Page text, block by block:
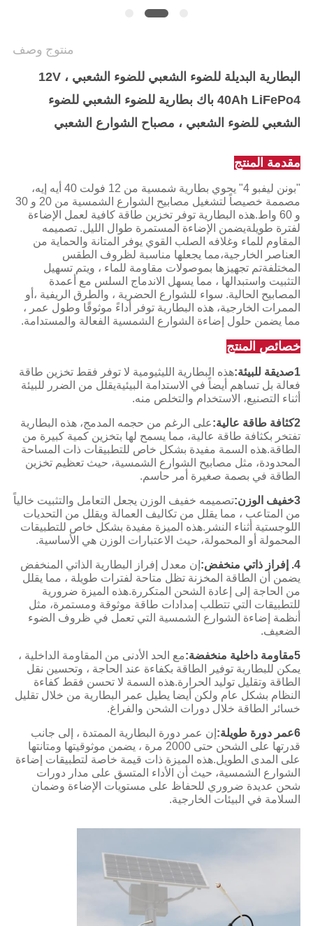
منتوج وصف
البطارية البديلة للضوء الشعبي للضوء الشعبي ، 12V
40Ah LiFePo4 باك بطارية للضوء الشعبي للضوء
الشعبي للضوء الشعبي ، مصباح الشوارع الشعبي
مقدمة المنتج
"بونن ليفبو 4" يحوي بطارية شمسية من 12 فولت 40 أيه إيه،
مصممة خصيصاً لتشغيل مصابيح الشوارع الشمسية من 20 و 30
و 60 واط.هذه البطارية توفر تخزين طاقة كافية لعمل الإضاءة
لفترة طويلةيضمن الإضاءة المستمرة طوال الليل. تصميمه
المقاوم للماء وغلافه الصلب القوي يوفر المتانة والحماية من
العناصر الخارجية،مما يجعلها مناسبة لظروف الطقس
المختلفةتم تجهيزها بموصولات مقاومة للماء ، ويتم تسهيل
التثبيت واستبدالها ، مما يسهل الاندماج السلس مع أعمدة
المصابيح الحالية. سواء للشوارع الحضرية ، والطرق الريفية ،أو
الممرات الخارجية، هذه البطارية توفر أداءً موثوقًا وطول عمر ،
مما يضمن حلول إضاءة الشوارع الشمسية الفعالة والمستدامة.
خصائص المنتج
1صديقة للبيئة:
هذه البطارية الليثيومية لا توفر فقط تخزين طاقة
فعالة بل تساهم أيضاً في الاستدامة البيئيةيقلل من الضرر للبيئة
أثناء التصنيع، الاستخدام والتخلص منه.
2كثافة طاقة عالية:
على الرغم من حجمه المدمج، هذه البطارية
تفتخر بكثافة طاقة عالية، مما يسمح لها بتخزين كمية كبيرة من
الطاقة.هذه السمة مفيدة بشكل خاص للتطبيقات ذات المساحة
المحدودة، مثل مصابيح الشوارع الشمسية، حيث تعظيم تخزين
الطاقة في بصمة صغيرة أمر حاسم.
3خفيف الوزن:
تصميمه خفيف الوزن يجعل التعامل والتثبيت خالياً
من المتاعب ، مما يقلل من تكاليف العمالة ويقلل من التحديات
اللوجستية أثناء النشر.هذه الميزة مفيدة بشكل خاص للتطبيقات
المحمولة أو المحمولة، حيث الاعتبارات الوزن هي الأساسية.
4. إفراز ذاتي منخفض:
إن معدل إفراز البطارية الذاتي المنخفض
يضمن أن الطاقة المخزنة تظل متاحة لفترات طويلة ، مما يقلل
من الحاجة إلى إعادة الشحن المتكررة.هذه الميزة ضرورية
للتطبيقات التي تتطلب إمدادات طاقة موثوقة ومستمرة، مثل
أنظمة إضاءة الشوارع الشمسية التي تعمل في ظروف الضوء
الضعيف.
5مقاومة داخلية منخفضة:
مع الحد الأدنى من المقاومة الداخلية ،
يمكن للبطارية توفير الطاقة بكفاءة عند الحاجة ، وتحسين نقل
الطاقة وتقليل توليد الحرارة.هذه السمة لا تحسن فقط كفاءة
النظام بشكل عام ولكن أيضا يطيل عمر البطارية من خلال تقليل
خسائر الطاقة خلال دورات الشحن والفراغ.
6عمر دورة طويلة:
إن عمر دورة البطارية الممتدة ، إلى جانب
قدرتها على الشحن حتى 2000 مرة ، يضمن موثوقيتها ومتانتها
على المدى الطويل.هذه الميزة ذات قيمة خاصة لتطبيقات إضاءة
الشوارع الشمسية، حيث أن الأداء المتسق على مدار دورات
شحن عديدة ضروري للحفاظ على مستويات الإضاءة وضمان
السلامة في البيئات الخارجية.